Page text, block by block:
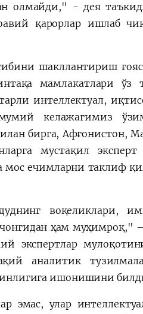
олмайди," - дея
қарорлар ишлаб
шакллантириш
мамлакатлари ўз
интеллектуал,
келажагимиз
бирга, Афғонистон,
мустақил эксперт
ечимларни таклиф
воқеликлари,
ҳам муҳимроқ,"
экспертлар
аналитик
ишонишини
эмас, улар